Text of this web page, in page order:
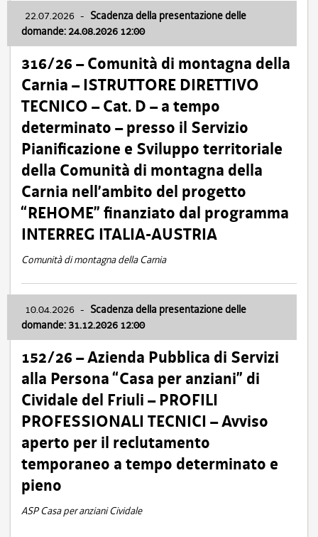
22.07.2026 - Scadenza della presentazione delle
domande: 24.08.2026 12:00
316/26 – Comunità di montagna della
Carnia – ISTRUTTORE DIRETTIVO
TECNICO – Cat. D – a tempo
determinato – presso il Servizio
Pianificazione e Sviluppo territoriale
della Comunità di montagna della
Carnia nell’ambito del progetto
“REHOME” finanziato dal programma
INTERREG ITALIA-AUSTRIA
Comunità di montagna della Carnia
10.04.2026 - Scadenza della presentazione delle
domande: 31.12.2026 12:00
152/26 – Azienda Pubblica di Servizi
alla Persona “Casa per anziani” di
Cividale del Friuli – PROFILI
PROFESSIONALI TECNICI – Avviso
aperto per il reclutamento
temporaneo a tempo determinato e
pieno
ASP Casa per anziani Cividale